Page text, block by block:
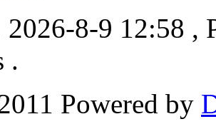
8-9 12:58 ,
.
Powered by